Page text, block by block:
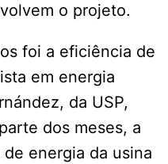
o projeto.
foi a eficiência de
em energia
da USP,
dos meses, a
energia da usina